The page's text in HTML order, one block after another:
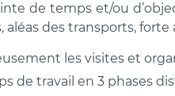
de temps et/ou
aléas des transports,
les visites et
de travail en 3 phases